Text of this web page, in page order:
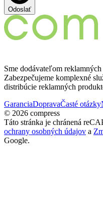
Odoslať
Sme dodávateľom
Zabezpečujeme komplexné
distribúcie reklamných
GaranciaDopravaČasté otázky
© 2026 compress
Táto stránka je chránená
ochrany osobných údajov a
Google.